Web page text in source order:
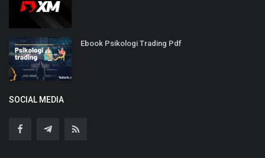
Ebook Psikologi Trading Pdf
SOCIAL MEDIA